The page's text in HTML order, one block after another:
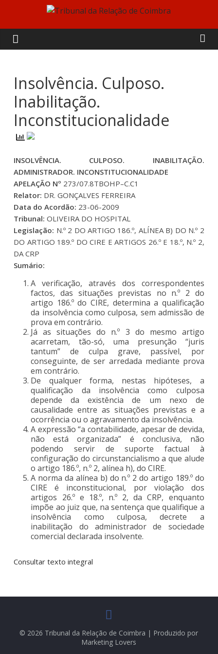
content
Tribunal
da
Relação
de
Coimbra
Insolvência. Culposo.
Inabilitação.
Inconstitucionalidade
INSOLVÊNCIA. CULPOSO. INABILITAÇÃO.
ADMINISTRADOR. INCONSTITUCIONALIDADE
APELAÇÃO Nº 273/07.8TBOHP–C.C1
Relator: DR. GONÇALVES FERREIRA
Data do Acordão: 23-06-2009
Tribunal: OLIVEIRA DO HOSPITAL
Legislação: N.º 2 DO ARTIGO 186.º, ALÍNEA B) DO N.º 2
DO ARTIGO 189.º DO CIRE E ARTIGOS 26.º E 18.º, N.º 2,
DA CRP
Sumário:
A verificação, através dos correspondentes
factos, das situações previstas no n.º 2 do
artigo 186.º do CIRE, determina a qualificação
da insolvência como culposa, sem admissão de
prova em contrário.
Já as situações do n.º 3 do mesmo artigo
acarretam, tão-só, uma presunção “juris
tantum” de culpa grave, passível, por
conseguinte, de ser arredada mediante prova
em contrário.
De qualquer forma, nestas hipóteses, a
qualificação da insolvência como culposa
depende da existência de um nexo de
causalidade entre as situações previstas e a
ocorrência ou o agravamento da insolvência.
A expressão “a contabilidade, apesar de devida,
não está organizada” é conclusiva, não
podendo servir de suporte factual à
configuração do circunstancialismo a que alude
o artigo 186.º, n.º 2, alínea h), do CIRE.
A norma da alínea b) do n.º 2 do artigo 189.º do
CIRE é inconstitucional, por violação dos
artigos 26.º e 18.º, n.º 2, da CRP, enquanto
impõe ao juiz que, na sentença que qualifique a
insolvência como culposa, decrete a
inabilitação do administrador de sociedade
comercial declarada insolvente.
Consultar texto integral
© 2026 Tribunal da Relação de Coimbra | Produzido por
Marketing Lovers